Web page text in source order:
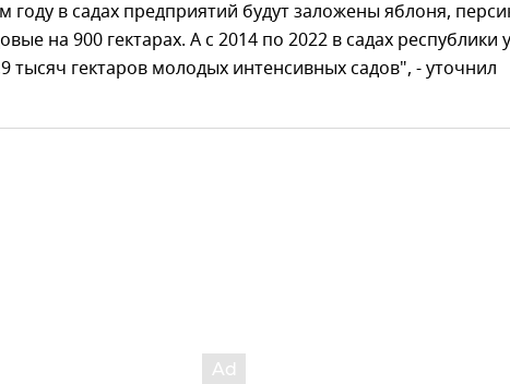
году в садах предприятий будут заложены яблоня,
на 900 гектарах. А с 2014 по 2022 в садах республики
тысяч гектаров молодых интенсивных садов", - уточнил